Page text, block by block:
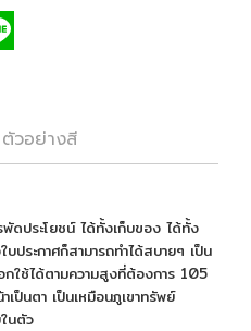
ตัวอย่างสี
ดประโยชน์ ได้ทั้งเก็บของ ได้ทั้ง
ประกาศก็สามารถทำได้สบายๆ เป็น
กใช้ได้ตามความสูงที่ต้องการ 105
ป็นตา เป็นเหมือนภูเขาทรัพย์
นตัว